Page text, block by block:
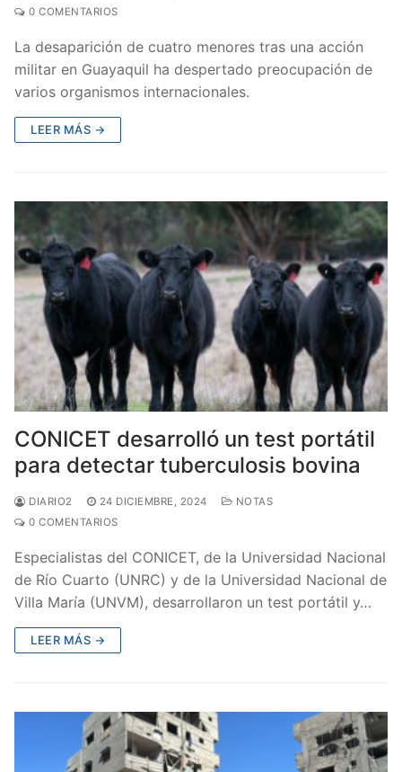
0 COMENTARIOS
La desaparición de cuatro menores tras una acción
militar en Guayaquil ha despertado preocupación de
varios organismos internacionales.
LEER MÁS →
CONICET desarrolló un test portátil
para detectar tuberculosis bovina
DIARIO2 24 DICIEMBRE, 2024
NOTAS
0 COMENTARIOS
Especialistas del CONICET, de la Universidad Nacional
de Río Cuarto (UNRC) y de la Universidad Nacional de
Villa María (UNVM), desarrollaron un test portátil y…
LEER MÁS →